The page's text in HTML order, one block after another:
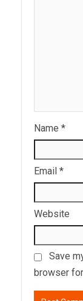
Name *
Email *
Website
Save
browser